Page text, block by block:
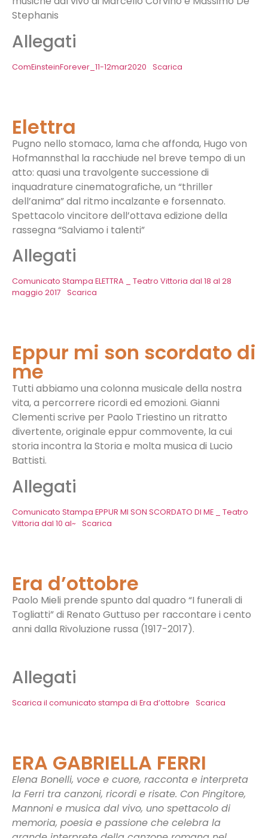
Stephanis
Allegati
ComEinsteinForever_11-12mar2020 Scarica
Elettra
Pugno nello stomaco, lama che affonda, Hugo von
Hofmannsthal la racchiude nel breve tempo di un
atto: quasi una travolgente successione di
inquadrature cinematografiche, un “thriller
dell’anima” dal ritmo incalzante e forsennato.
Spettacolo vincitore dell’ottava edizione della
rassegna “Salviamo i talenti”
Allegati
Comunicato Stampa ELETTRA _ Teatro Vittoria dal 18 al 28
maggio 2017
Scarica
Eppur mi son scordato di
me
Tutti abbiamo una colonna musicale della nostra
vita, a percorrere ricordi ed emozioni. Gianni
Clementi scrive per Paolo Triestino un ritratto
divertente, originale eppur commovente, la cui
storia incontra la Storia e molta musica di Lucio
Battisti.
Allegati
Comunicato Stampa EPPUR MI SON SCORDATO DI ME _ Teatro
Vittoria dal 10 al~
Scarica
Era d’ottobre
Paolo Mieli prende spunto dal quadro “I funerali di
Togliatti” di Renato Guttuso per raccontare i cento
anni dalla Rivoluzione russa (1917-2017).
Allegati
Scarica il comunicato stampa di Era d’ottobre Scarica
ERA GABRIELLA FERRI
Elena Bonelli, voce e cuore, racconta e interpreta
la Ferri tra canzoni, ricordi e risate. Con Pingitore,
Mannoni e musica dal vivo, uno spettacolo di
memoria, poesia e passione che celebra la